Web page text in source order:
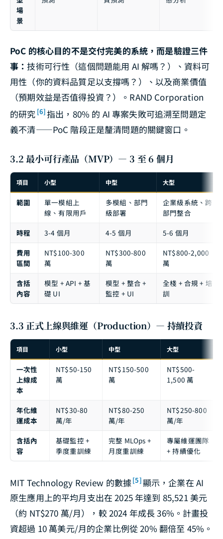
場
景
PoC 的核心目的不是交付完美的系統，而是驗證三件
事：技術可行性（這個問題能用 AI 解嗎？）、資料可
用性（你的資料品質足以支撐嗎？）、以及商業價值
（預期效益是否值得投資？）。RAND Corporation
的研究 [6]指出，80% 的 AI 專案失敗可追溯至問題定
義不清——PoC 階段正是釐清問題的關鍵窗口。
3.2 最小可行產品（MVP）— 3 至 6 個月
項目 小型 中型 大型
範圍
單一模組上
線、有限用戶
多模組、部門
級部署
企業級系統、跨
部門整合
時程
3-4 個月 4-5 個月
5-6 個月
費用
區間
NT$100-300
萬
NT$300-800
萬
NT$800-2,000
萬
含括
內容
模型 + API + 基
礎 UI
模型 + 整合 +
監控 + UI
全棧 + 合規 + 培
訓
3.3 正式上線與維運（Production）— 持續投資
項目 小型 中型 大型
一次性
上線成
本
NT$50-150
萬
NT$150-500
萬
NT$500-
1,500 萬
年化維
運成本
NT$30-80
萬/年
NT$80-250
萬/年
NT$250-800
萬/年
含括內
容
基礎監控 +
季度重訓練
完整 MLOps +
月度重訓練
專屬維運團隊
+ 持續優化
MIT Technology Review 的數據 [5] 顯示，企業在 AI
原生應用上的平均月支出在 2025 年達到 85,521 美元
（約 NT$270 萬/月），較 2024 年成長 36%。計畫投
資超過 10 萬美元/月的企業比例從 20% 翻倍至 45%。